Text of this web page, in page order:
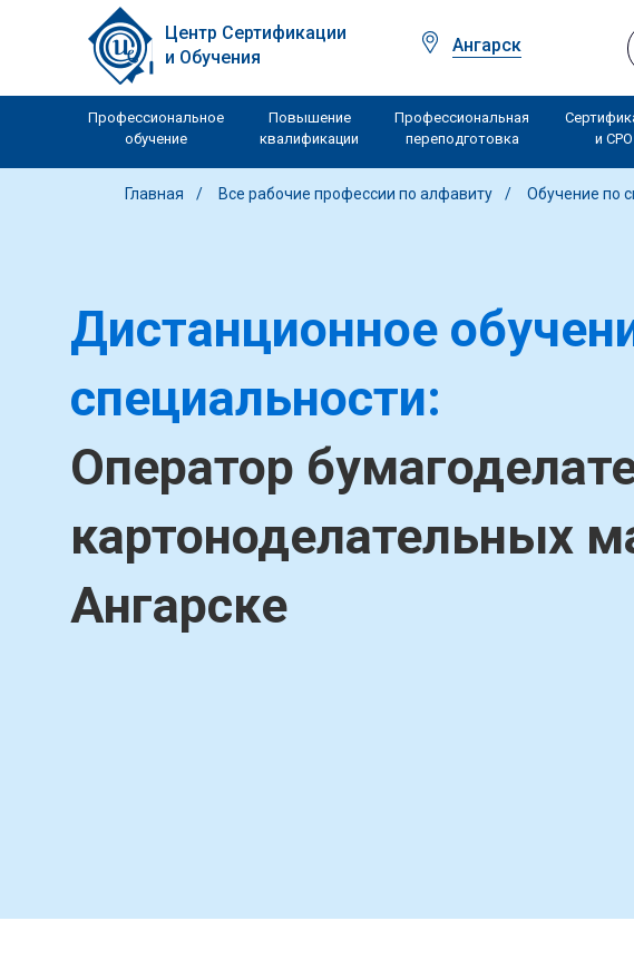
Центр Сертификации
и Обучения
Ангарск
Профессиональное
обучение
Повышение
квалификации
Профессиональная
переподготовка
и СРО
Главная Все рабочие профессии по алфавиту Обучение по
Дистанционное
специальности:
Оператор
картоноделательных
Ангарске